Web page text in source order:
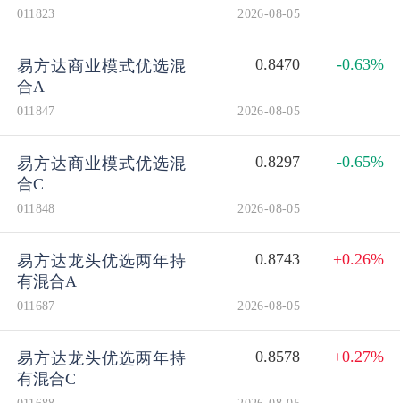
011823 2026-08-05
易方达商业模式优选混
合A
0.8470 -0.63%
011847 2026-08-05
易方达商业模式优选混
合C
0.8297 -0.65%
011848 2026-08-05
易方达龙头优选两年持
有混合A
0.8743 +0.26%
011687 2026-08-05
易方达龙头优选两年持
有混合C
0.8578 +0.27%